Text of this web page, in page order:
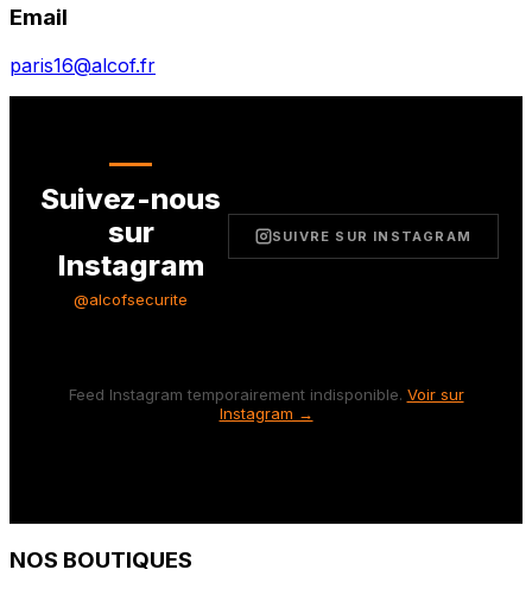
Email
paris16@alcof.fr
Suivez-nous
sur
Instagram
@alcofsecurite
SUIVRE SUR INSTAGRAM
Feed Instagram temporairement indisponible. Voir sur
Instagram →
NOS BOUTIQUES